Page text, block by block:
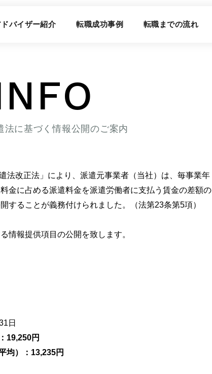
ドバイザー紹介 転職成功事例 転職までの流れ
法に基づく情報公開のご案内
法改正法」により、派遣元事業者（当社）は、毎事業年
金に占める派遣料金を派遣労働者に支払う賃金の差額の
することが義務付けられました。（法第23条第5項）
情報提供項目の公開を致します。
日
19,250円
均）：13,235円